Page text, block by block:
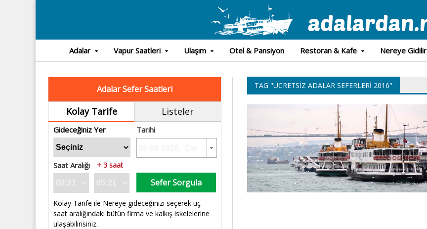
Adalar Vapur Saatleri Ulaşım Otel & Pansiyon Restoran & Kafe Nereye Gidilir
Adalar Sefer Saatleri
Kolay Tarife Listeler
Gideceğiniz Yer Tarihi
Saat Aralığı + 3 saat
Sefer Sorgula
Kolay Tarife ile Nereye gideceğinizi seçerek üç
saat aralığındaki bütün firma ve kalkış iskelelerine
ulaşabilirisiniz.
TAG "ÜCRETSIZ ADALAR SEFERLERI 2016"